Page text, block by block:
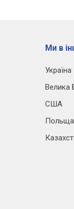
Ми в
Україна
Велика
США
Польща